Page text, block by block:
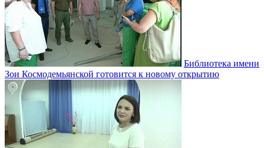
Библиотека имени
Зои Космодемьянской готовится к новому открытию